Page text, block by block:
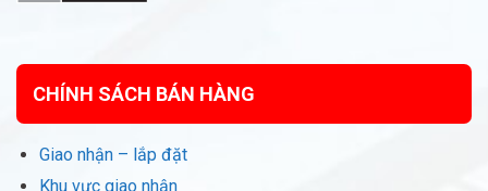
CHÍNH SÁCH BÁN HÀNG
Giao nhận – lắp đặt
Khu vực giao nhận